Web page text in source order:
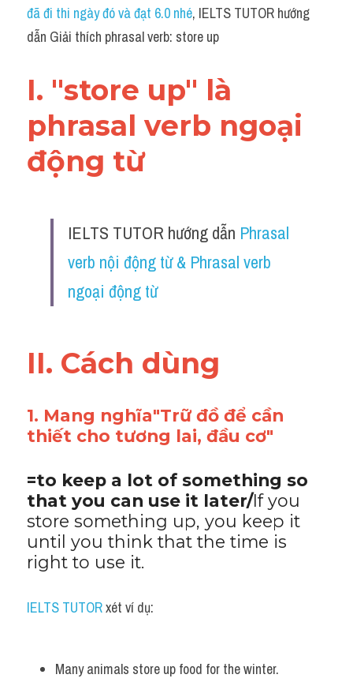
Grammar
Word form
Cách dùng từ
Phân biệt từ
Speaking
Writing
đã đi thi ngày đó và đạt 6.0 nhé, IELTS TUTOR hướng
dẫn Giải thích phrasal verb: store up
I. "store up" là
phrasal verb ngoại
động từ
IELTS TUTOR hướng dẫn Phrasal
verb nội động từ & Phrasal verb
ngoại động từ
II. Cách dùng
1. Mang nghĩa"Trữ đồ để cần
thiết cho tương lai, đầu cơ"
=to keep a lot of something so
that you can use it later/If you
store something up, you keep it
until you think that the time is
right to use it.
IELTS TUTOR xét ví dụ:
Many animals store up food for the winter.